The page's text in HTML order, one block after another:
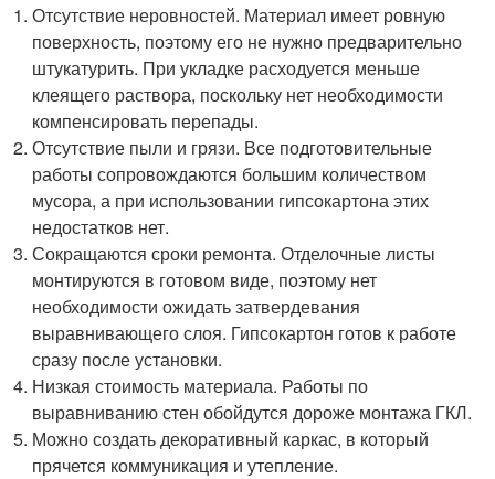
Отсутствие неровностей. Материал имеет ровную
поверхность, поэтому его не нужно предварительно
штукатурить. При укладке расходуется меньше
клеящего раствора, поскольку нет необходимости
компенсировать перепады.
Отсутствие пыли и грязи. Все подготовительные
работы сопровождаются большим количеством
мусора, а при использовании гипсокартона этих
недостатков нет.
Сокращаются сроки ремонта. Отделочные листы
монтируются в готовом виде, поэтому нет
необходимости ожидать затвердевания
выравнивающего слоя. Гипсокартон готов к работе
сразу после установки.
Низкая стоимость материала. Работы по
выравниванию стен обойдутся дороже монтажа ГКЛ.
Можно создать декоративный каркас, в который
прячется коммуникация и утепление.